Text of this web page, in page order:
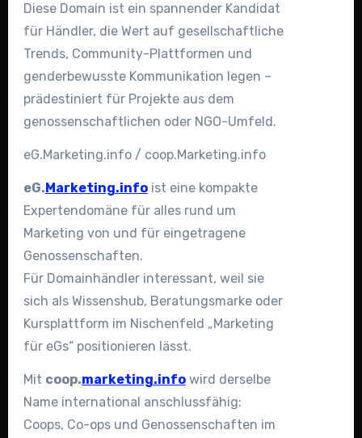
Diese Domain ist ein spannender Kandidat
für Händler, die Wert auf gesellschaftliche
Trends, Community-Plattformen und
genderbewusste Kommunikation legen –
prädestiniert für Projekte aus dem
genossenschaftlichen oder NGO-Umfeld.
eG.Marketing.info / coop.Marketing.info
eG.Marketing.infoist eine kompakte
Expertendomäne für alles rund um
Marketing von und für eingetragene
Genossenschaften.
Für Domainhändler interessant, weil sie
sich als Wissenshub, Beratungsmarke oder
Kursplattform im Nischenfeld „Marketing
für eGs“ positionieren lässt.
Mit coop.marketing.infowird derselbe
Name international anschlussfähig:
Coops, Co-ops und Genossenschaften im